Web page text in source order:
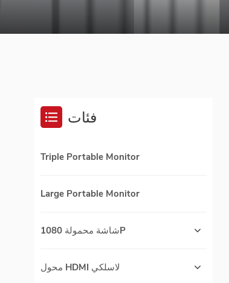
فئات
Triple Portable Monitor
Large Portable Monitor
شاشة محمولة 1080P
محول HDMI لاسلكي